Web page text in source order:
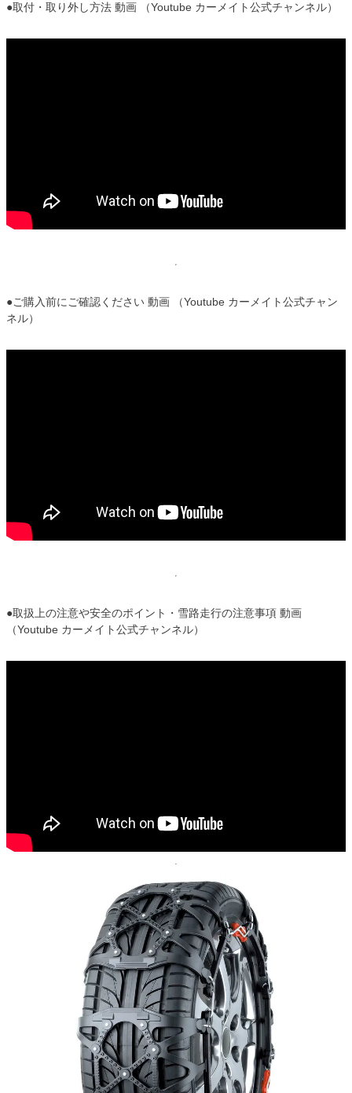
●取付・取り外し方法 動画 （Youtube カーメイト公式チャンネル）
●ご購入前にご確認ください 動画 （Youtube カーメイト公式チャン
ネル）
●取扱上の注意や安全のポイント・雪路走行の注意事項 動画
（Youtube カーメイト公式チャンネル）